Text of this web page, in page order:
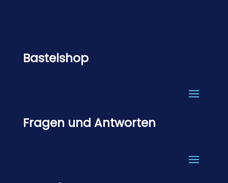
Bastelshop
Fragen und Antworten